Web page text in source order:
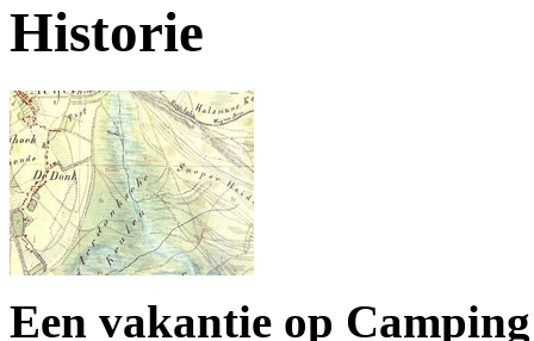
Historie
Een vakantie op